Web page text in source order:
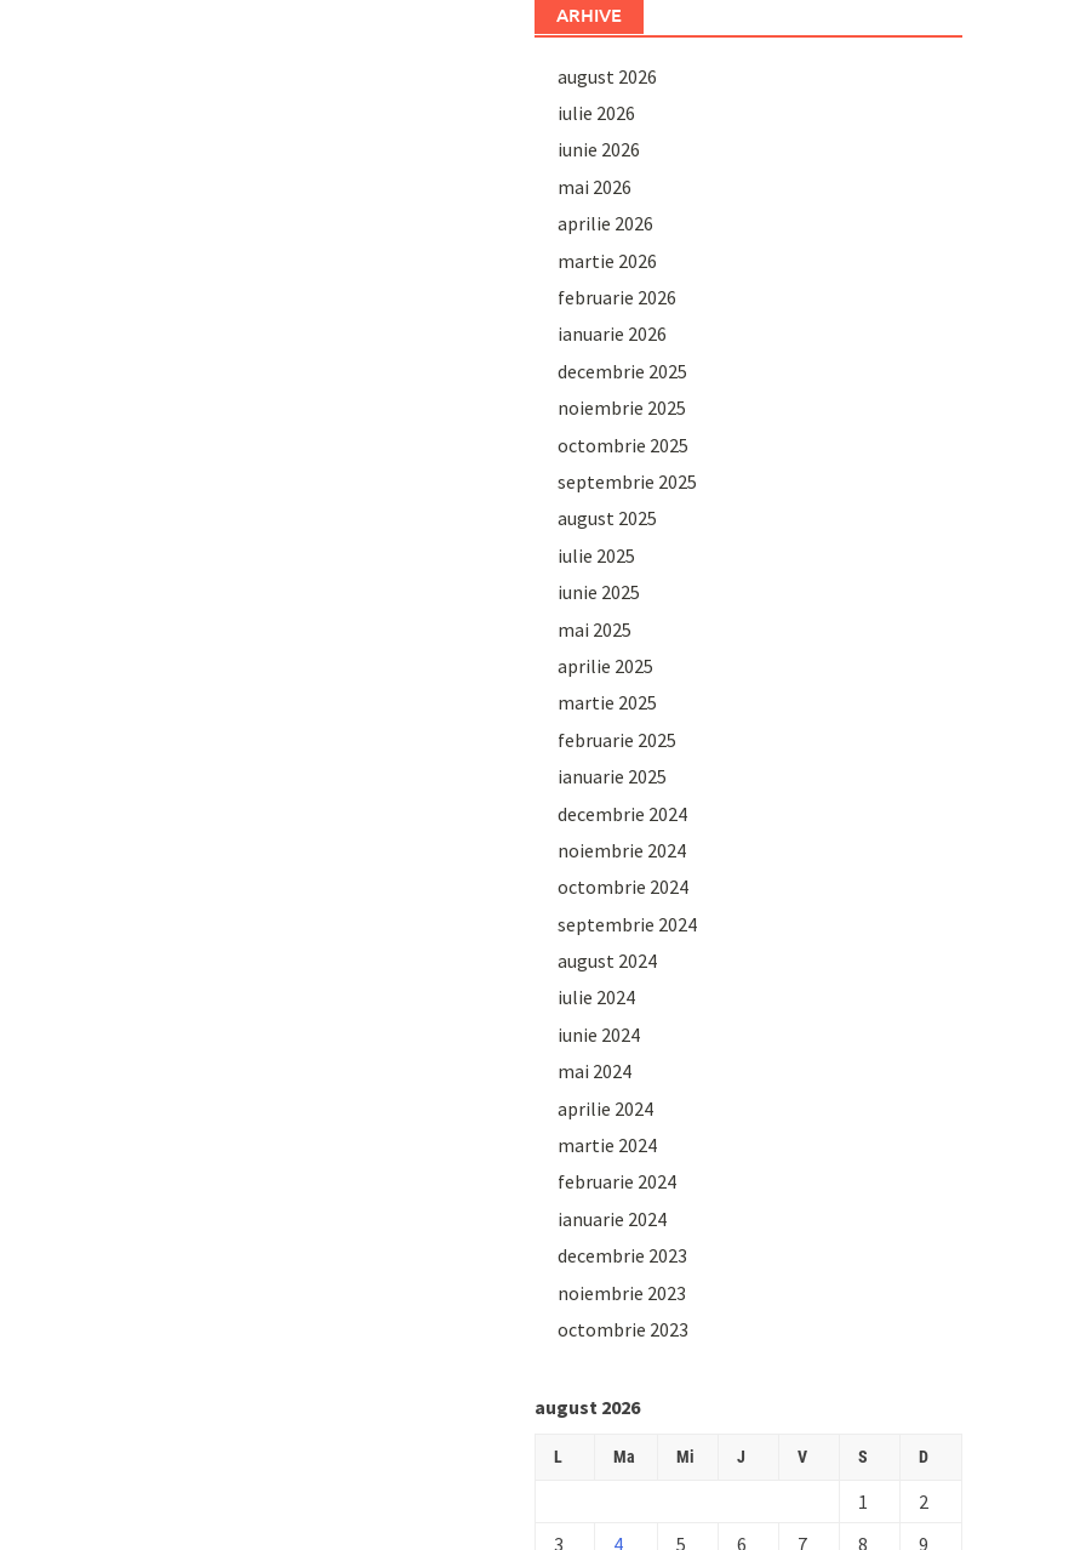
ARHIVE
august 2026
iulie 2026
iunie 2026
mai 2026
aprilie 2026
martie 2026
februarie 2026
ianuarie 2026
decembrie 2025
noiembrie 2025
octombrie 2025
septembrie 2025
august 2025
iulie 2025
iunie 2025
mai 2025
aprilie 2025
martie 2025
februarie 2025
ianuarie 2025
decembrie 2024
noiembrie 2024
octombrie 2024
septembrie 2024
august 2024
iulie 2024
iunie 2024
mai 2024
aprilie 2024
martie 2024
februarie 2024
ianuarie 2024
decembrie 2023
noiembrie 2023
octombrie 2023
august 2026
L Ma Mi J V S D
1
2
3
4 5 6 7 8 9